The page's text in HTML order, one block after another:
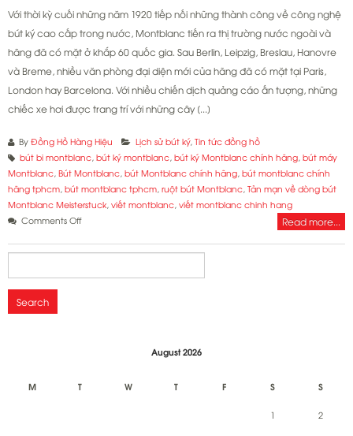
Với thời kỳ cuối những năm 1920 tiếp nối những thành công về công nghệ
bút ký cao cấp trong nước, Montblanc tiến ra thị trường nước ngoài và
hãng đã có mặt ở khắp 60 quốc gia. Sau Berlin, Leipzig, Breslau, Hanovre
và Breme, nhiều văn phòng đại diện mới của hãng đã có mặt tại Paris,
London hay Barcelona. Với nhiều chiến dịch quảng cáo ấn tượng, những
chiếc xe hơi được trang trí với những cây [...]
By Đồng Hồ Hàng Hiệu Lịch sử bút ký, Tin tức đồng hồ
bút bi montblanc, bút ký montblanc, bút ký Montblanc chính hãng, bút máy
Montblanc, Bút Montblanc, bút Montblanc chính hãng, bút montblanc chính
hãng tphcm, bút montblanc tphcm, ruột bút Montblanc, Tản mạn về dòng bút
Montblanc Meisterstuck, viết montblanc, viết montblanc chinh hang
Comments Offon
mạn
Read more...
August 2026
M T W T F S S
1 2